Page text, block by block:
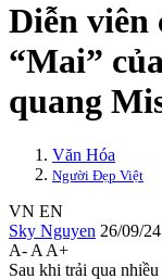
Diễn viên
“Mai”
quang
Văn Hóa
Người Đẹp Việt
VN EN
Sky Nguyen 26/09/
A- A A+
Sau khi trải qua